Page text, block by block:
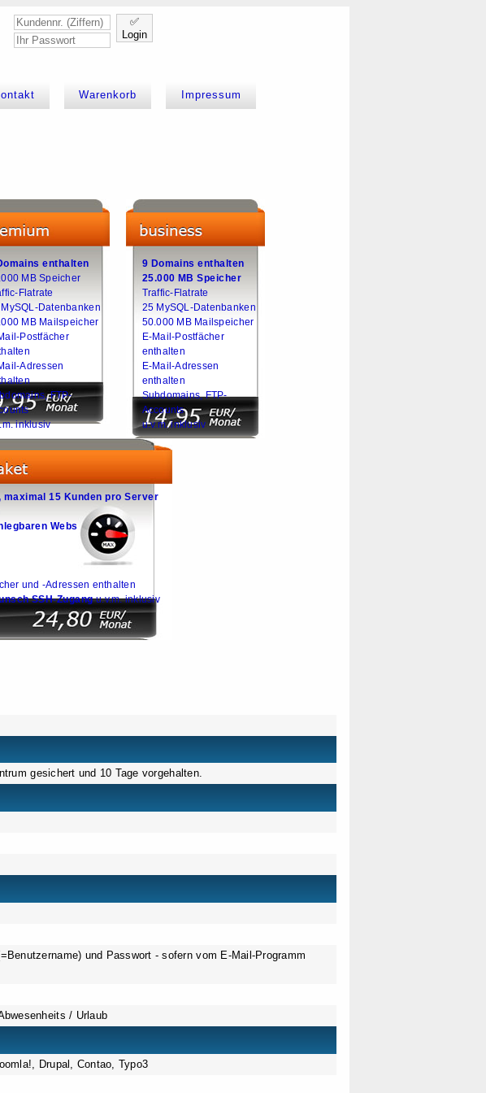
✅
Login
Warenkorb Impressum
enthalten
MB Speicher
Flatrate
MySQL-Datenbanken
MB Mailspeicher
Postfächer
Adressen
FTP-
inklusiv
9 Domains enthalten
25.000 MB Speicher
Traffic-Flatrate
25 MySQL-Datenbanken
50.000 MB Mailspeicher
E-Mail-Postfächer
enthalten
E-Mail-Adressen
enthalten
Subdomains, FTP-
Accounts
u.v.m. inklusiv
15 Kunden pro Server
Webs
und -Adressen enthalten
SSH-Zugangu.v.m. inklusiv
gesichert und 10 Tage vorgehalten.
und Passwort - sofern vom E-Mail-Programm
/ Urlaub
Drupal, Contao, Typo3